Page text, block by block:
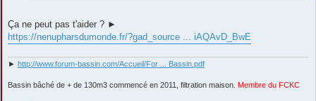
Ça ne peut pas t'aider ? ►
https://nenupharsdumonde.fr/?gad_source ... iAQAvD_BwE
► http://www.forum-bassin.com/Accueil/For ... Bassin.pdf
Bassin bâché de + de 130m3 commencé en 2011, filtration maison. Membre du FCKC